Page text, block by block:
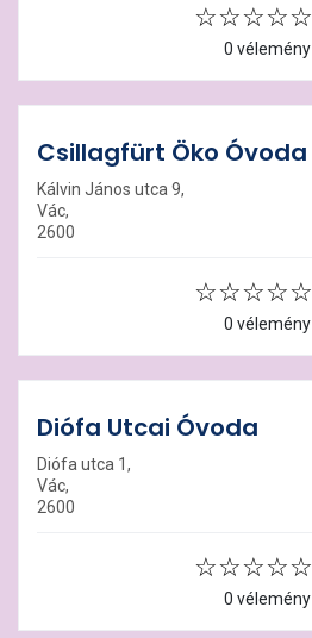
0 vélemény
Csillagfürt Öko Óvoda
Kálvin János utca 9,
Vác,
2600
0 vélemény
Diófa Utcai Óvoda
Diófa utca 1,
Vác,
2600
0 vélemény